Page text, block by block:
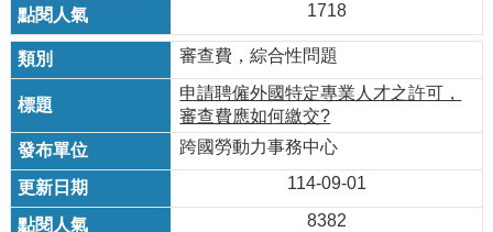
1718
審查費，綜合性問題
申請聘僱外國特定專業人才之許可，
審查費應如何繳交?
跨國勞動力事務中心
114-09-01
8382